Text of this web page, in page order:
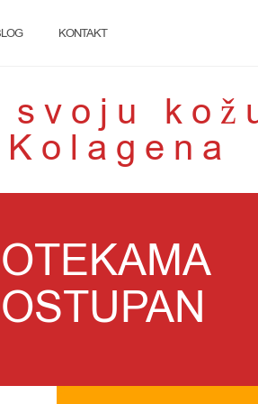
KONTAKT